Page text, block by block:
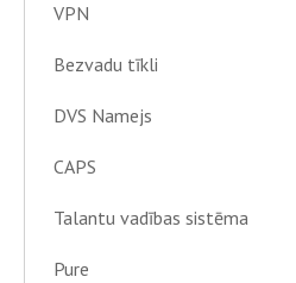
VPN
Bezvadu tīkli
DVS Namejs
CAPS
Talantu vadības sistēma
Pure